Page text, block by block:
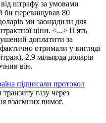
штрафу за умовами
би перевищував 80
ми заощадили для
ціни. <...> П'ять
доплатити за
отримали у вигляді
2,9 мільярда доларів
він.
підписали протокол
газу через
взаємних вимог.